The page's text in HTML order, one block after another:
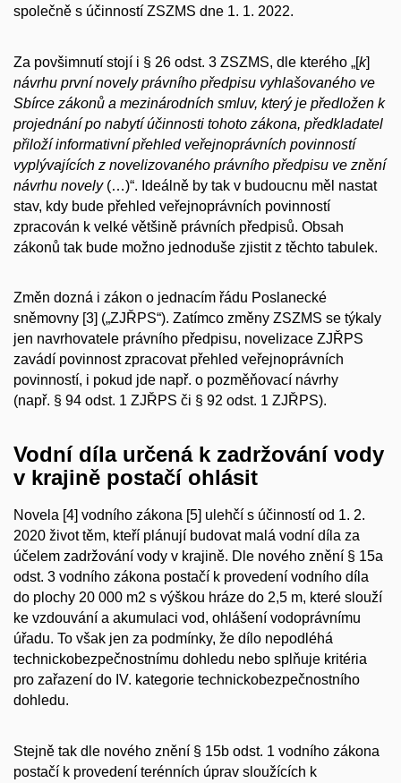
společně s účinností ZSZMS dne 1. 1. 2022.
Za povšimnutí stojí i § 26 odst. 3 ZSZMS, dle kterého „[k]
návrhu první novely právního předpisu vyhlašovaného ve
Sbírce zákonů a mezinárodních smluv, který je předložen k
projednání po nabytí účinnosti tohoto zákona, předkladatel
přiloží informativní přehled veřejnoprávních povinností
vyplývajících z novelizovaného právního předpisu ve znění
návrhu novely(…)“. Ideálně by tak v budoucnu měl nastat
stav, kdy bude přehled veřejnoprávních povinností
zpracován k velké většině právních předpisů. Obsah
zákonů tak bude možno jednoduše zjistit z těchto tabulek.
Změn dozná i zákon o jednacím řádu Poslanecké
sněmovny [3] („ZJŘPS“). Zatímco změny ZSZMS se týkaly
jen navrhovatele právního předpisu, novelizace ZJŘPS
zavádí povinnost zpracovat přehled veřejnoprávních
povinností, i pokud jde např. o pozměňovací návrhy
(např. § 94 odst. 1 ZJŘPS či § 92 odst. 1 ZJŘPS).
Vodní díla určená k zadržování vody
v krajině postačí ohlásit
Novela [4] vodního zákona [5] ulehčí s účinností od 1. 2.
2020 život těm, kteří plánují budovat malá vodní díla za
účelem zadržování vody v krajině. Dle nového znění § 15a
odst. 3 vodního zákona postačí k provedení vodního díla
do plochy 20 000 m2 s výškou hráze do 2,5 m, které slouží
ke vzdouvání a akumulaci vod, ohlášení vodoprávnímu
úřadu. To však jen za podmínky, že dílo nepodléhá
technickobezpečnostnímu dohledu nebo splňuje kritéria
pro zařazení do IV. kategorie technickobezpečnostního
dohledu.
Stejně tak dle nového znění § 15b odst. 1 vodního zákona
postačí k provedení terénních úprav sloužících k